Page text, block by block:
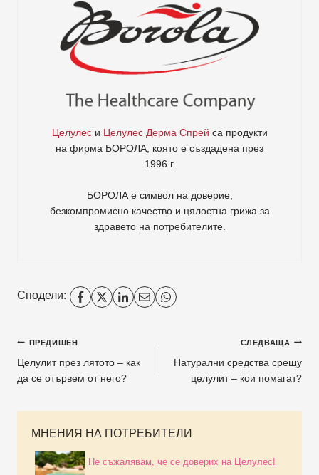
Целулеси Целулес Дерма Спрей са продукти
на фирма БОРОЛА , която е създадена през
1996 г.
БОРОЛА е символ на доверие,
безкомпромисно качество и цялостна грижа за
здравето на потребителите.
Сподели:
ПРЕДИШЕН
Целулит през лятото – как
да се отървем от него?
СЛЕДВАЩА
Натурални средства срещу
целулит – кои помагат?
МНЕНИЯ НА ПОТРЕБИТЕЛИ
Не съжалявам, че се доверих на Целулес!